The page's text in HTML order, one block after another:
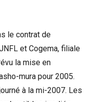
le contrat de
et Cogema, filiale
la mise en
mura pour 2005.
à la mi-2007. Les